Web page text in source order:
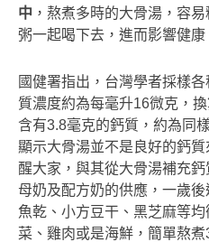
中 ，熬煮多時的大骨湯，容
粥一起喝下去，進而影響健康
國健署指出，台灣學者採樣
質濃度約為每毫升16微克，
含有3.8毫克的鈣質，約為同
顯示大骨湯並不是良好的鈣
醒大家，與其從大骨湯補充
母奶及配方奶的供應，一歲
魚乾、小方豆干、黑芝麻等
菜、雞肉或是海鮮，簡單熬